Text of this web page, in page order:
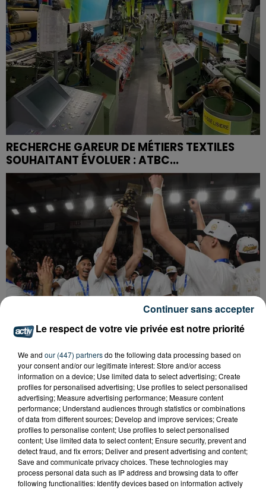
RECHERCHE GAREUR DE MÉTIERS TEXTILES
SOUHAITANT ÉVOLUER : ATBC...
BASKET : LA CHORALE INTRAITABLE JUSQU'AU
BOUT
Le respect de votre vie privée est notre priorité
We and our (447) partnersdo the following data processing based on
your consent and/or our legitimate interest: Store and/or access
information on a device; Use limited data to select advertising; Create
profiles for personalised advertising; Use profiles to select personalised
advertising; Measure advertising performance; Measure content
performance; Understand audiences through statistics or combinations
of data from different sources; Develop and improve services; Create
profiles to personalise content; Use profiles to select personalised
content; Use limited data to select content; Ensure security, prevent and
detect fraud, and fix errors; Deliver and present advertising and content;
Save and communicate privacy choices. These technologies may
process personal data such as IP address and browsing data to offer
following functionalities: Identify devices based on information actively
Continuer sans accepter